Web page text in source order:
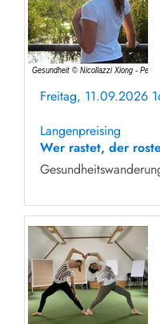
Freitag, 11.09.2026
Langenpreising
Wer rastet, der